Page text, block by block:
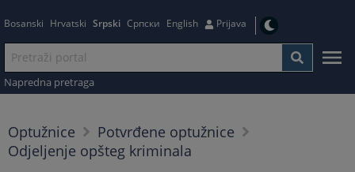
Bosanski Hrvatski Srpski Српски English Prijava
Napredna pretraga
Optužnice
Potvrđene optužnice
Odjeljenje opšteg kriminala